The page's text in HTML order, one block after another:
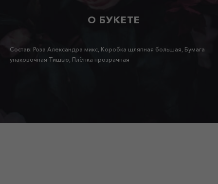
О БУКЕТЕ
Состав: Роза Александра микс, Коробка шляпная большая, Бумага
упаковочная Тишью, Плёнка прозрачная